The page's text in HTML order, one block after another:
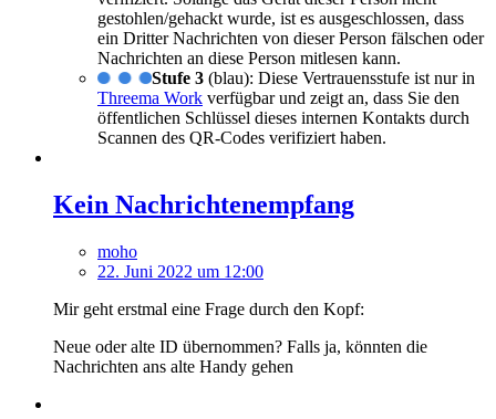
gestohlen/gehackt wurde, ist es ausgeschlossen, dass
ein Dritter Nachrichten von dieser Person fälschen oder
Nachrichten an diese Person mitlesen kann.
Stufe 3 (blau): Diese Vertrauensstufe ist nur in
Threema Work verfügbar und zeigt an, dass Sie den
öffentlichen Schlüssel dieses internen Kontakts durch
Scannen des QR-Codes verifiziert haben.
Kein Nachrichtenempfang
moho
22. Juni 2022 um 12:00
Mir geht erstmal eine Frage durch den Kopf:
Neue oder alte ID übernommen? Falls ja, könnten die
Nachrichten ans alte Handy gehen